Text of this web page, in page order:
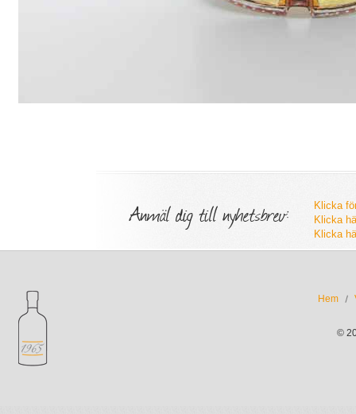
Anmäl dig till nyhetsbrev:
Klicka
Klicka
Klicka
Hem
©